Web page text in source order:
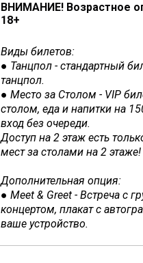
ВНИМАНИЕ! Возрастное
18+
Виды билетов:
● Танцпол - стандартный
танцпол.
● Место за Столом - VIP
столом, еда и напитки на
вход без очереди.
Доступ на 2 этаж есть
мест за столами на 2 этаже!
Дополнительная опция:
● Meet & Greet - Встреча с
концертом, плакат с
ваше устройство.